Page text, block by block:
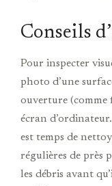
Conseils
Pour inspecter
photo d’une
ouverture (comme
écran
est temps de
régulières de près
les débris avant